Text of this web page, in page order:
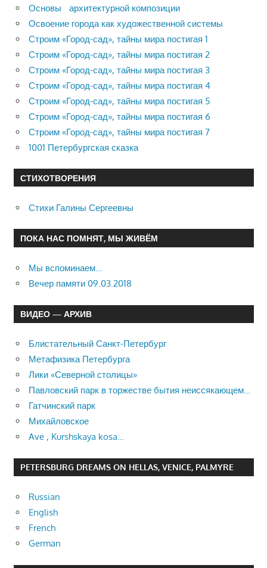
Основы архитектурной композиции
Освоение города как художественной системы
Строим «Город-сад», тайны мира постигая 1
Строим «Город-сад», тайны мира постигая 2
Строим «Город-сад», тайны мира постигая 3
Строим «Город-сад», тайны мира постигая 4
Строим «Город-сад», тайны мира постигая 5
Строим «Город-сад», тайны мира постигая 6
Строим «Город-сад», тайны мира постигая 7
1001 Петербургская сказка
СТИХОТВОРЕНИЯ
Стихи Галины Сергеевны
ПОКА НАС ПОМНЯТ, МЫ ЖИВЁМ
Мы вспоминаем…
Вечер памяти 09.03.2018
ВИДЕО — АРХИВ
Блистательный Санкт-Петербург
Метафизика Петербурга
Лики «Северной столицы»
Павловский парк в торжестве бытия неиссякающем…
Гатчинский парк
Михайловское
Ave , Kurshskaya kosa…
PETERSBURG DREAMS ON HELLAS, VENICE, PALMYRE
Russian
English
French
German